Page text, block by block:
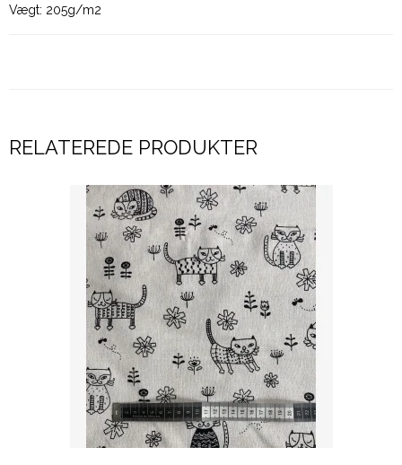
Vægt: 205g/m2
RELATEREDE PRODUKTER